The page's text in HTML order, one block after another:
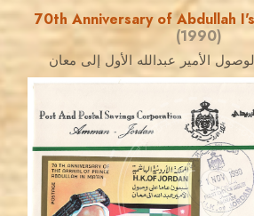
70th Anniversary of Abdullah
(1990)
الأمير عبدالله الأول إلى معان
JS